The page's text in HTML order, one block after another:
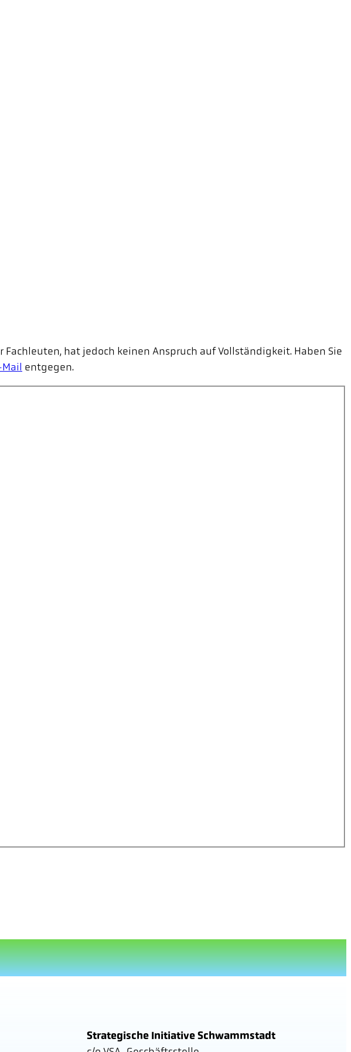
hat jedoch keinen Anspruch auf Vollständigkeit. Haben Sie
entgegen.
Strategische Initiative Schwammstadt